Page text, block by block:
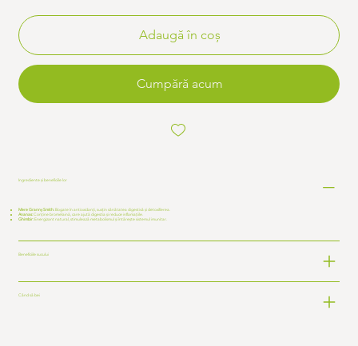
Adaugă în coș
Cumpără acum
Ingrediente și beneficiile lor
Mere Granny Smith:Bogate în antioxidanți, susțin sănătatea digestivă și detoxifierea.
Ananas:Conține bromelaină, care ajută digestia și reduce inflamațiile.
Ghimbir:Energizant natural, stimulează metabolismul și întărește sistemul imunitar.
Beneficiile sucului
Când să bei